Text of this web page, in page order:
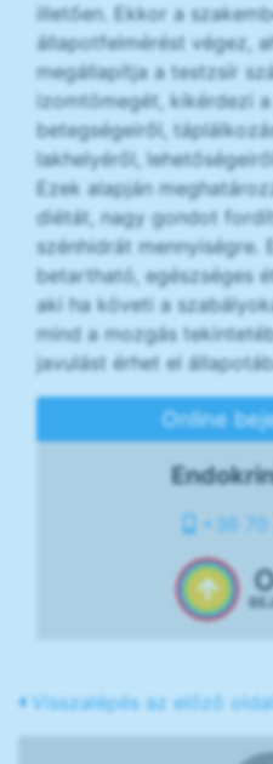
illetően. Ekkor a
állapotfelmérést végez,
megállapítja a testzsír
izomtömegét, kikérdezi
betegségeiről,
lakhelyéről,
Ezek alapján
diétát, nagy gondot
szénhidrát mennyiségre.
betartható, egészséges
aki ha követi a
mind a mozgás
javulást érhet el
Online
+36 70
Visszalépés az előző